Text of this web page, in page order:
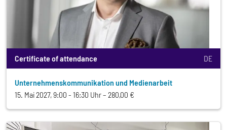
Certificate of attendance DE
Unternehmenskommunikation und Medienarbeit
15. Mai 2027, 9:00 - 16:30 Uhr
280,00 €